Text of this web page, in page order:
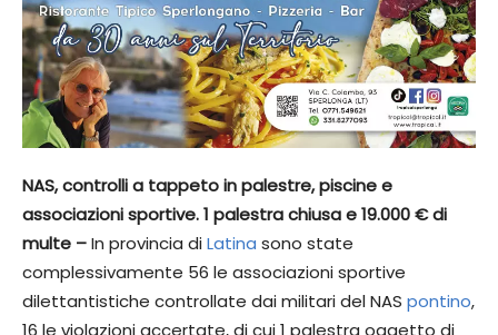
NAS, controlli a tappeto in palestre, piscine e
associazioni sportive. 1 palestra chiusa e 19.000 € di
multe –In provincia diLatina sono state
complessivamente 56 le associazioni sportive
dilettantistiche controllate dai militari del NAS pontino,
16 le violazioni accertate, di cui 1 palestra oggetto di